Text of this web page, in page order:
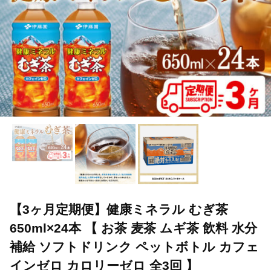
TOP 飲料（酒以外） ほかの飲料 【3ヶ月定期便】健康ミ
【3ヶ月定期便】健康ミネラル むぎ茶
650ml×24本 【 お茶 麦茶 ムギ茶 飲料 水分
補給 ソフトドリンク ペットボトル カフェ
インゼロ カロリーゼロ 全3回 】